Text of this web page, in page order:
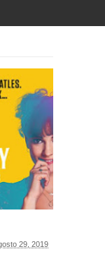
29, 2019